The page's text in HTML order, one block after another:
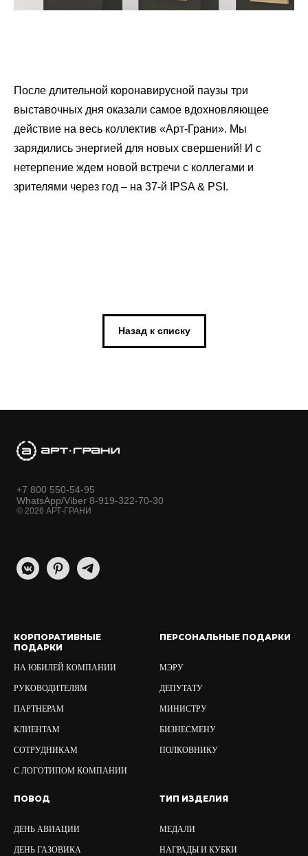
После длительной коронавирусной паузы три
выставочных дня оказали самое вдохновляющее
действие на весь коллектив «Арт-Грани». Мы
зарядились энергией для новых свершений! И с
нетерпение ждем новой встречи с коллегами и
зрителями через год – на 37-й IPSA & PSI.
Назад к списку
+7 800 550-54-95
WhatsApp/Viber 8-919-322-70-30
© 2026 АРТ-ГРАНИ
КОРПОРАТИВНЫЕ
ПОДАРКИ
НА ЮБИЛЕЙ КОМПАНИИ
РУКОВОДИТЕЛЯМ
ПАРТНЕРАМ
КЛИЕНТАМ
СОТРУДНИКАМ
С ЛОГОТИПОМ КОМПАНИИ
ПЕРСОНАЛЬНЫЕ ПОДАРКИ
МЭРУ
ДЕПУТАТУ
МИНИСТРУ
БИЗНЕСМЕНУ
ПОЛКОВНИКУ
ПОВОД
ДЕНЬ АВИАЦИИ
ДЕНЬ ГАЗОВИКА
ТИП ИЗДЕЛИЯ
МЕДАЛИ
НАГРАДЫ И КУБКИ